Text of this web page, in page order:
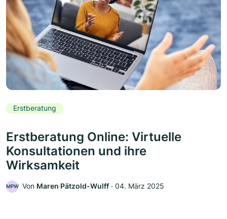
Erstberatung
Erstberatung Online: Virtuelle
Konsultationen und ihre
Wirksamkeit
MPW Von Maren Pätzold-Wulff ‧ 04. März 2025